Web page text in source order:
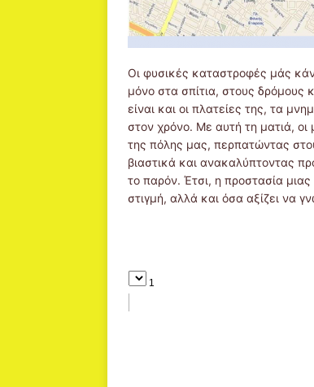
Οι φυσικές καταστροφές μάς
μόνο στα σπίτια, στους δρόμους
είναι και οι πλατείες της, τα
στον χρόνο. Με αυτή τη ματιά, οι
της πόλης μας, περπατώντας
βιαστικά και ανακαλύπτοντας
το παρόν. Έτσι, η προστασία
στιγμή, αλλά και όσα αξίζει να